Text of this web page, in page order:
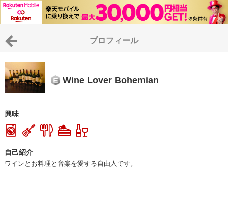
プロフィール
Wine Lover Bohemian
興味
自己紹介
ワインとお料理と音楽を愛する自由人です。